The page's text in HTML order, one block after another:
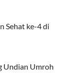
Sehat ke-4 di
Undian Umroh